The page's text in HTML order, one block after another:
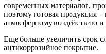
современных материалов,
поэтому готовая продукция –
атмосферному воздействию и
Еще больше увеличить срок
антикоррозийное покрытие.